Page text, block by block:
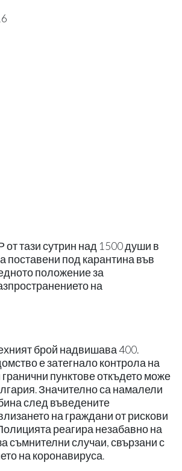
тази сутрин над 1500 души в
поставени под карантина във
положение за
на
брой надвишава 400.
е затегнало контрола на
пунктове откъдето може
Значително са намалели
след въведените
на граждани от рискови
реагира незабавно на
съмнителни случаи, свързани с
на коронавируса.